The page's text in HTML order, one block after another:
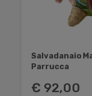
Salvadanaio Maialino Grande Nino
Parrucca
€ 92,00